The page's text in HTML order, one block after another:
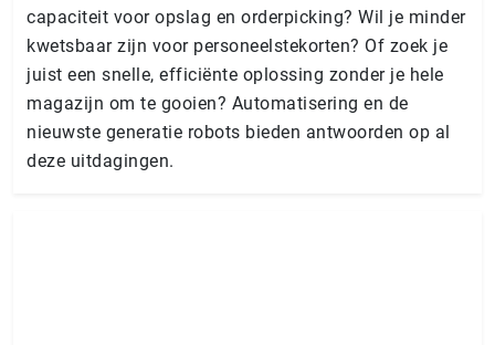
capaciteit voor opslag en orderpicking? Wil je minder
kwetsbaar zijn voor personeelstekorten? Of zoek je
juist een snelle, efficiënte oplossing zonder je hele
magazijn om te gooien? Automatisering en de
nieuwste generatie robots bieden antwoorden op al
deze uitdagingen.